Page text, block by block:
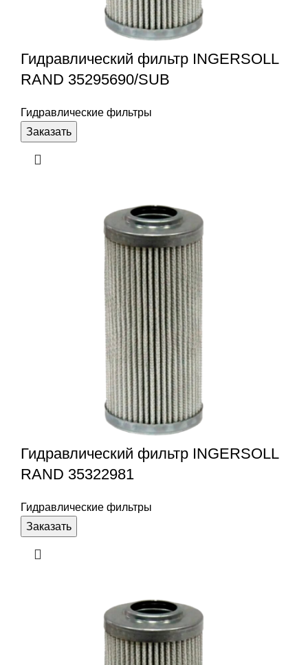
Гидравлический фильтр INGERSOLL
RAND 35295690/SUB
Гидравлические фильтры
Заказать
Гидравлический фильтр INGERSOLL
RAND 35322981
Гидравлические фильтры
Заказать